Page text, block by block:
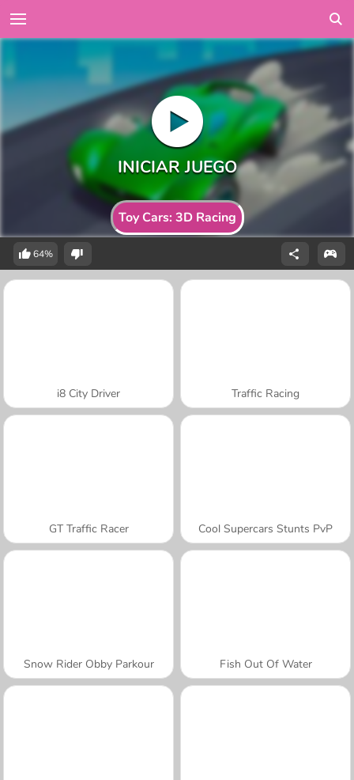
Toy Cars: 3D Racing
64%
i8 City Driver Traffic Racing
GT Traffic Racer Cool Supercars Stunts PvP
Snow Rider Obby Parkour Fish Out Of Water